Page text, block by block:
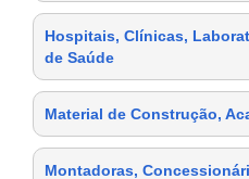
Hospitais, Clínicas,
de Saúde
Material de Construção,
Montadoras,